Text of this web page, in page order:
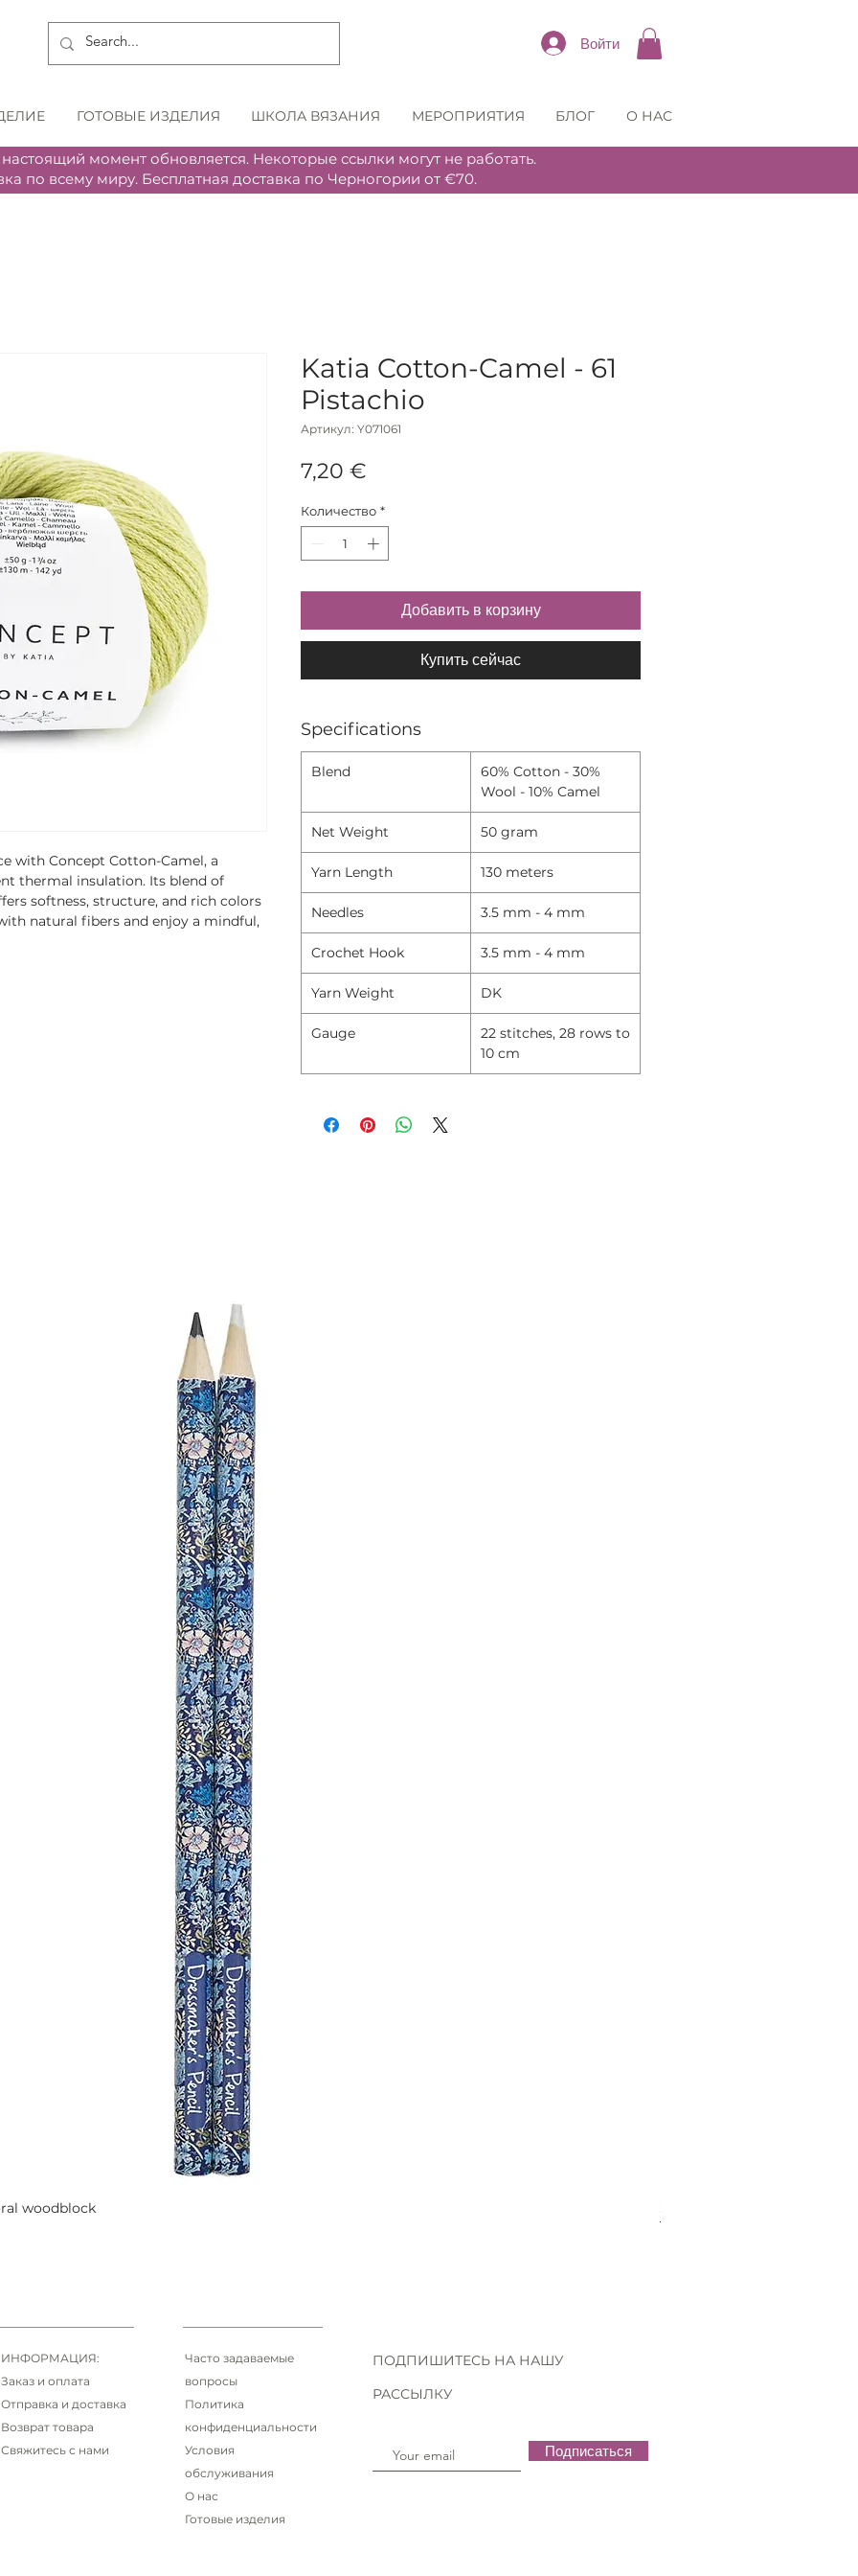
Войти
ГОТОВЫЕ ИЗДЕЛИЯ ШКОЛА ВЯЗАНИЯ МЕРОПРИЯТИЯ БЛОГ О НАС
момент обновляется. Некоторые ссылки могут не работать.
по всему миру. Бесплатная доставка по Черногории от €70.
with Concept Cotton-Camel, a
thermal insulation. Its blend of
softness, structure, and rich colors
natural fibers and enjoy a mindful,
Katia Cotton-Camel - 61
Pistachio
Артикул: Y071061
7,20 €
Количество *
Добавить в корзину
Купить сейчас
Specifications
Blend
60% Cotton - 30%
Wool - 10% Camel
Net Weight 50 gram
Yarn Length 130 meters
Needles 3.5 mm - 4 mm
Crochet Hook 3.5 mm - 4 mm
Yarn Weight DK
Gauge
22 stitches, 28 rows to
10 cm
woodblock Schmetz Universal 5 needles
ИНФОРМАЦИЯ:
Заказ и оплата
Отправка и доставка
Возврат товара
Свяжитесь с нами
Часто задаваемые
вопросы
Политика
конфиденциальности
Условия
обслуживания
О нас
Готовые изделия
ПОДПИШИТЕСЬ НА НАШУ
РАССЫЛКУ
Подписаться